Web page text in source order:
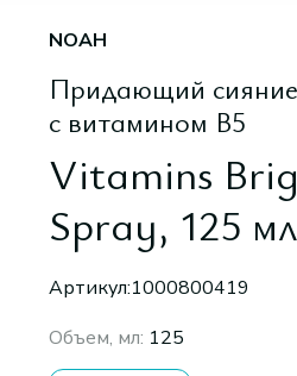
NOAH
Придающий сияние
с витамином В5
Vitamins
Spray, 125 мл
Артикул:1000800419
Объем, мл: 125